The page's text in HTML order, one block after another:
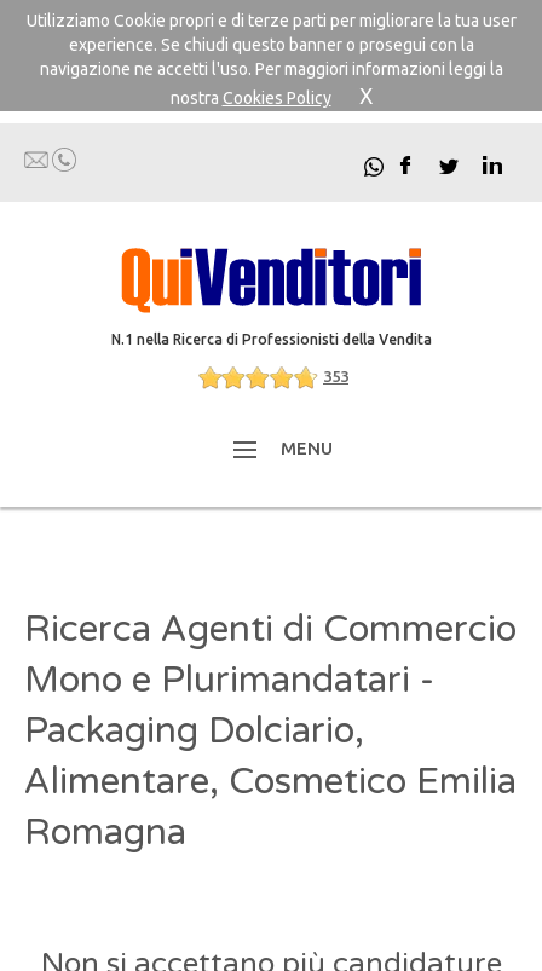
Utilizziamo Cookie propri e di terze parti per migliorare la tua user
experience. Se chiudi questo banner o prosegui con la
navigazione ne accetti l'uso. Per maggiori informazioni leggi la
nostra Cookies Policy X
N.1 nella Ricerca di Professionisti della Vendita
353
MENU
Ricerca Agenti di Commercio
Mono e Plurimandatari -
Packaging Dolciario,
Alimentare, Cosmetico Emilia
Romagna